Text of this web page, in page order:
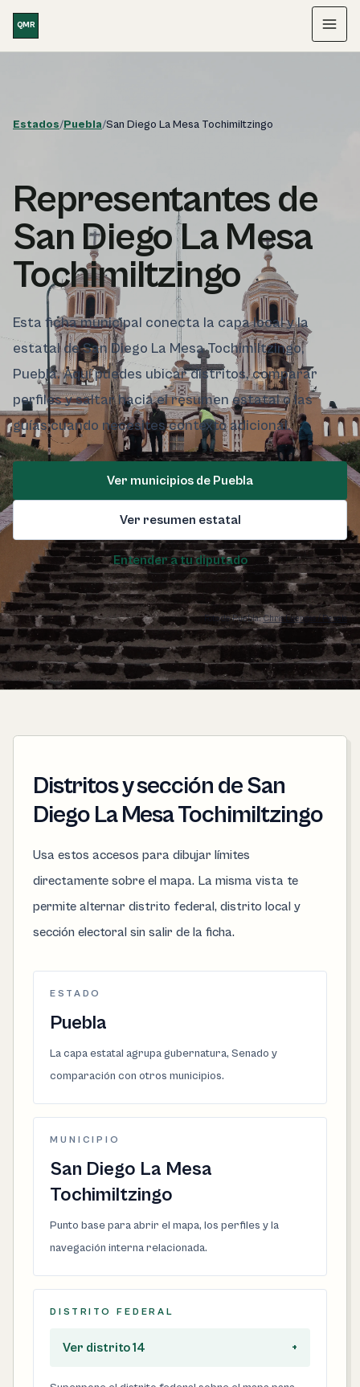
QMR Menú
Estados/Puebla/San Diego La Mesa Tochimiltzingo
Representantes de
San Diego La Mesa
Tochimiltzingo
Esta ficha municipal conecta la capa local y la
estatal de San Diego La Mesa Tochimiltzingo,
Puebla. Aquí puedes ubicar distritos, comparar
perfiles y saltar hacia el resumen estatal o las
guías cuando necesites contexto adicional.
Ver municipios de Puebla
Ver resumen estatal
Entender a tu diputado
Foto de Puebla:Chris Luengas / Pexels
Distritos y sección de San
Diego La Mesa Tochimiltzingo
Usa estos accesos para dibujar límites
directamente sobre el mapa. La misma vista te
permite alternar distrito federal, distrito local y
sección electoral sin salir de la ficha.
ESTADO
Puebla
La capa estatal agrupa gubernatura, Senado y
comparación con otros municipios.
MUNICIPIO
San Diego La Mesa
Tochimiltzingo
Punto base para abrir el mapa, los perfiles y la
navegación interna relacionada.
DISTRITO FEDERAL
Ver distrito 14 +